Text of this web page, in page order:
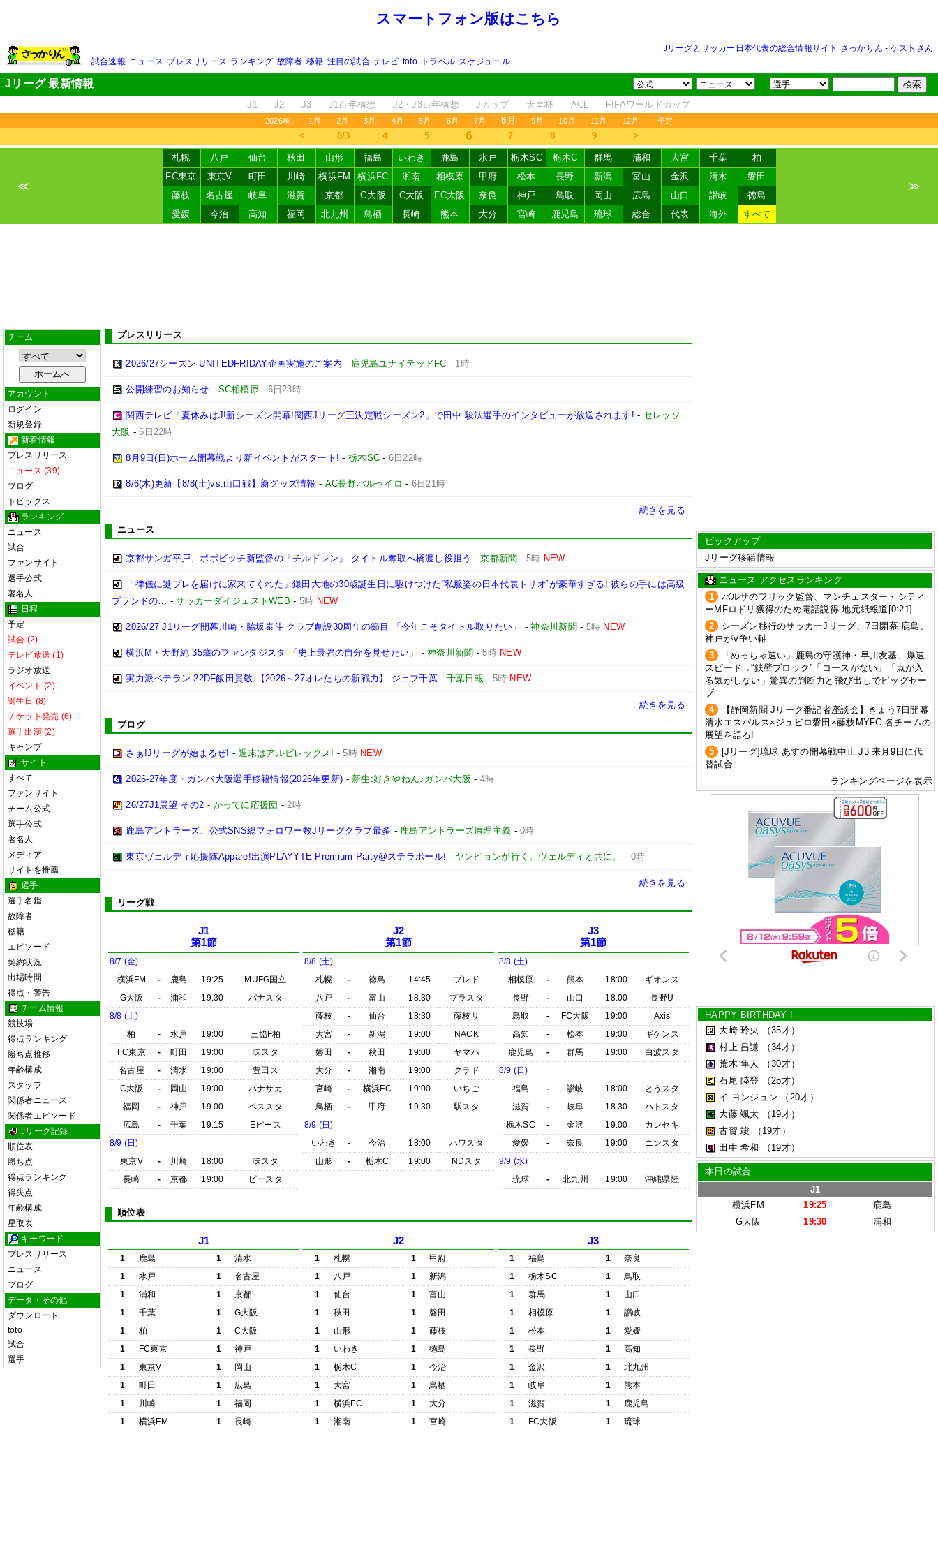
スマートフォン版はこちら
Jリーグとサッカー日本代表の総合情報サイト さっかりん - ゲストさん
試合速報 ニュース プレスリリース ランキング 故障者 移籍 注目の試合 テレビ toto トラベル スケジュール
Jリーグ 最新情報
J1 J2 J3 J1百年構想 J2・J3百年構想 Jカップ 天皇杯 ACL FIFAワールドカップ
2026年 1月 2月 3月 4月 5月 6月 7月 8月 9月 10月 11月 12月 予定
＜ 8/3 4 5 6 7 8 9 ＞
≪
札幌 八戸 仙台 秋田 山形 福島 いわき 鹿島 水戸 栃木SC 栃木C 群馬 浦和 大宮 千葉
柏
FC東京
東京V 町田 川崎 横浜FM 横浜FC 湘南 相模原 甲府 松本 長野 新潟 富山 金沢 清水
磐田
藤枝
名古屋 岐阜 滋賀 京都 G大阪 C大阪 FC大阪 奈良 神戸 鳥取 岡山 広島 山口 讃岐
徳島
愛媛
今治 高知 福岡 北九州 鳥栖 長崎 熊本 大分 宮崎 鹿児島 琉球 総合 代表 海外 すべて
≫
チーム
アカウント
ログイン
新規登録
新着情報
プレスリリース
ニュース (39)
ブログ
トピックス
ランキング
ニュース
試合
ファンサイト
選手公式
著名人
日程
予定
試合 (2)
テレビ放送 (1)
ラジオ放送
イベント (2)
誕生日 (8)
チケット発売 (6)
選手出演 (2)
キャンプ
サイト
すべて
ファンサイト
チーム公式
選手公式
著名人
メディア
サイトを推薦
選手
選手名鑑
故障者
移籍
エピソード
契約状況
出場時間
得点・警告
チーム情報
競技場
得点ランキング
勝ち点推移
年齢構成
スタッフ
関係者ニュース
関係者エピソード
Jリーグ記録
順位表
勝ち点
得点ランキング
得失点
年齢構成
星取表
キーワード
プレスリリース
ニュース
ブログ
データ・その他
ダウンロード
toto
試合
選手
プレスリリース
2026/27シーズン UNITEDFRIDAY企画実施のご案内 - 鹿児島ユナイテッドFC - 1時
公開練習のお知らせ - SC相模原- 6日23時
関西テレビ「夏休みはJ!新シーズン開幕!関西Jリーグ王決定戦シーズン2」で田中 駿汰選手のインタビューが放送されます! - セレッソ
大阪 -6日22時
8月9日(日)ホーム開幕戦より新イベントがスタート! -栃木SC - 6日22時
8/6(木)更新【8/8(土)vs.山口戦】新グッズ情報 - AC長野パルセイロ - 6日21時
続きを見る
ニュース
京都サンガ平戸、ポポビッチ新監督の「チルドレン」 タイトル奪取へ橋渡し役担う -京都新聞 -5時 NEW
「律儀に誕プレを届けに家来てくれた」鎌田大地の30歳誕生日に駆けつけた“私服姿の日本代表トリオ”が豪華すぎる! 彼らの手には高級
ブランドの… -サッカーダイジェストWEB - 5時 NEW
2026/27 J1リーグ開幕川崎・脇坂泰斗 クラブ創設30周年の節目 「今年こそタイトル取りたい」 -神奈川新聞 - 5時 NEW
横浜M・天野純 35歳のファンタジスタ 「史上最強の自分を見せたい」 -神奈川新聞 -5時 NEW
実力派ベテラン 22DF飯田貴敬 【2026～27オレたちの新戦力】 ジェフ千葉- 千葉日報 - 5時 NEW
続きを見る
ブログ
さぁ!Jリーグが始まるぜ! - 週末はアルビレックス! -5時 NEW
2026-27年度・ガンバ大阪選手移籍情報(2026年更新) - 新生:好きやねん♪ガンバ大阪 - 4時
26/27J1展望 その2 - かってに応援団 -2時
鹿島アントラーズ、公式SNS総フォロワー数Jリーグクラブ最多 - 鹿島アントラーズ原理主義 -0時
東京ヴェルディ応援隊Appare!出演PLAYYTE Premium Party@ステラボール! - ヤンピョンが行く。ヴェルディと共に。 - 0時
続きを見る
リーグ戦
J1
第1節
8/7 (金)
横浜FM
- 鹿島 19:25
MUFG国立
G大阪
- 浦和 19:30
パナスタ
8/8 (土)
柏
- 水戸 19:00
三協F柏
FC東京
- 町田 19:00
味スタ
名古屋
- 清水 19:00
豊田ス
C大阪
- 岡山 19:00
ハナサカ
福岡
- 神戸 19:00
ベススタ
広島
- 千葉 19:15
Eピース
8/9 (日)
東京V
- 川崎 18:00
味スタ
長崎
- 京都 19:00 ピースタ
J2
第1節
8/8 (土)
札幌
- 徳島 14:45
プレド
八戸
- 富山 18:30
プラスタ
藤枝
- 仙台 18:30
藤枝サ
大宮
- 新潟 19:00
NACK
磐田
- 秋田 19:00
ヤマハ
大分
- 湘南 19:00
クラド
宮崎
- 横浜FC 19:00
いちご
鳥栖
- 甲府 19:30
駅スタ
8/9 (日)
いわき
- 今治 18:00
ハワスタ
山形
- 栃木C 19:00 NDスタ
J3
第1節
8/8 (土)
相模原
- 熊本 18:00
ギオンス
長野
- 山口 18:00
長野U
鳥取
- FC大阪 19:00
Axis
高知
- 松本 19:00
ギケンス
鹿児島
- 群馬 19:00
白波スタ
8/9 (日)
福島
- 讃岐 18:00
とうスタ
滋賀
- 岐阜 18:30
ハトスタ
栃木SC
- 金沢 19:00
カンセキ
愛媛
- 奈良 19:00
ニンスタ
9/9 (水)
琉球
- 北九州 19:00 沖縄県陸
順位表
J1
1 鹿島 1
清水
1
水戸 1
名古屋
1
浦和 1
京都
1
千葉 1
G大阪
1
柏 1
C大阪
1
FC東京 1
神戸
1
東京V 1
岡山
1
町田 1
広島
1
川崎 1
福岡
1
横浜FM 1 長崎
J2
1 札幌 1
甲府
1
八戸 1
新潟
1
仙台 1
富山
1
秋田 1
磐田
1
山形 1
藤枝
1
いわき 1
徳島
1
栃木C 1
今治
1
大宮 1
鳥栖
1
横浜FC 1
大分
1
湘南 1 宮崎
J3
1 福島 1
奈良
1
栃木SC 1
鳥取
1
群馬 1
山口
1
相模原 1
讃岐
1
松本 1
愛媛
1
長野 1
高知
1
金沢 1
北九州
1
岐阜 1
熊本
1
滋賀 1
鹿児島
1
FC大阪 1 琉球
ピックアップ
Jリーグ移籍情報
ニュース アクセスランキング
1
バルサのフリック監督、マンチェスター・シティ
ーMFロドリ獲得のため電話説得 地元紙報道[0:21]
2
シーズン移行のサッカーJリーグ、7日開幕 鹿島、
神戸がV争い軸
3
「めっちゃ速い」鹿島の守護神・早川友基、爆速
スピード→“鉄壁ブロック”「コースがない」「点が入
る気がしない」驚異の判断力と飛び出しでビッグセー
ブ
4
【静岡新聞 Jリーグ番記者座談会】きょう7日開幕
清水エスパルス×ジュビロ磐田×藤枝MYFC 各チームの
展望を語る!
5
[Jリーグ]琉球 あすの開幕戦中止 J3 来月9日に代
替試合
ランキングページを表示
HAPPY BIRTHDAY !
大崎 玲央
（35才）
村上 昌謙
（34才）
荒木 隼人
（30才）
石尾 陸登
（25才）
イ ヨンジュン
（20才）
大藤 颯太
（19才）
古賀 竣
（19才）
田中 希和
（19才）
本日の試合
J1
横浜FM
19:25
鹿島
G大阪
19:30 浦和